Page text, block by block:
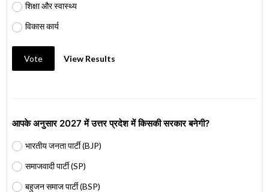
शिक्षा और स्वास्थ्य
विकास कार्य
Vote View Results
आपके अनुसार 2027 में उत्तर प्रदेश में किसकी सरकार बनेगी?
भारतीय जनता पार्टी (BJP)
समाजवादी पार्टी (SP)
बहुजन समाज पार्टी (BSP)